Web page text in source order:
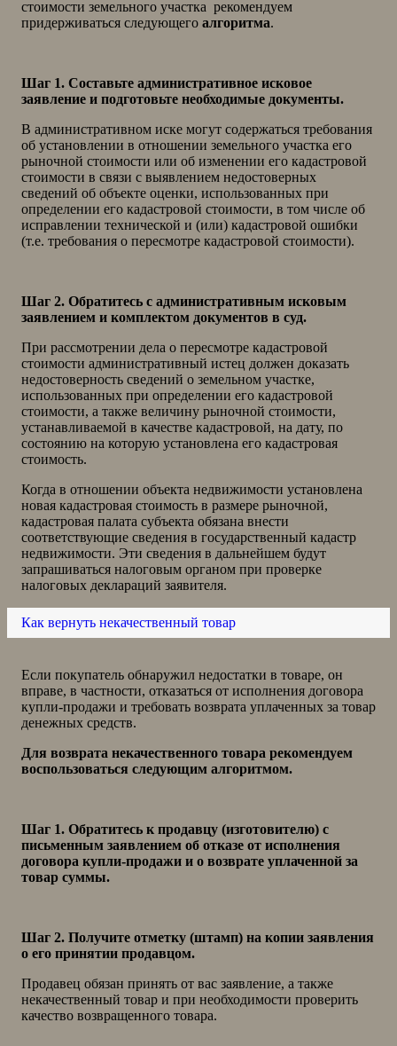
стоимости земельного участка рекомендуем
придерживаться следующего алгоритма.
Шаг 1. Составьте административное исковое
заявление и подготовьте необходимые документы.
В административном иске могут содержаться требования
об установлении в отношении земельного участка его
рыночной стоимости или об изменении его кадастровой
стоимости в связи с выявлением недостоверных
сведений об объекте оценки, использованных при
определении его кадастровой стоимости, в том числе об
исправлении технической и (или) кадастровой ошибки
(т.е. требования о пересмотре кадастровой стоимости).
Шаг 2. Обратитесь с административным исковым
заявлением и комплектом документов в суд.
При рассмотрении дела о пересмотре кадастровой
стоимости административный истец должен доказать
недостоверность сведений о земельном участке,
использованных при определении его кадастровой
стоимости, а также величину рыночной стоимости,
устанавливаемой в качестве кадастровой, на дату, по
состоянию на которую установлена его кадастровая
стоимость.
Когда в отношении объекта недвижимости установлена
новая кадастровая стоимость в размере рыночной,
кадастровая палата субъекта обязана внести
соответствующие сведения в государственный кадастр
недвижимости. Эти сведения в дальнейшем будут
запрашиваться налоговым органом при проверке
налоговых деклараций заявителя.
Как вернуть некачественный товар
Если покупатель обнаружил недостатки в товаре, он
вправе, в частности, отказаться от исполнения договора
купли-продажи и требовать возврата уплаченных за товар
денежных средств.
Для возврата некачественного товара рекомендуем
воспользоваться следующим алгоритмом.
Шаг 1. Обратитесь к продавцу (изготовителю) с
письменным заявлением об отказе от исполнения
договора купли-продажи и о возврате уплаченной за
товар суммы.
Шаг 2. Получите отметку (штамп) на копии заявления
о его принятии продавцом.
Продавец обязан принять от вас заявление, а также
некачественный товар и при необходимости проверить
качество возвращенного товара.